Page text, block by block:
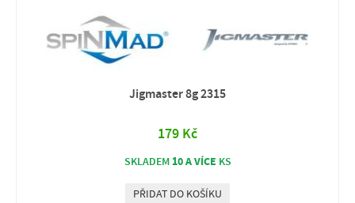
Jigmaster 8g 2315
179 Kč
SKLADEM 10 A VÍCE KS
PŘIDAT DO KOŠÍKU